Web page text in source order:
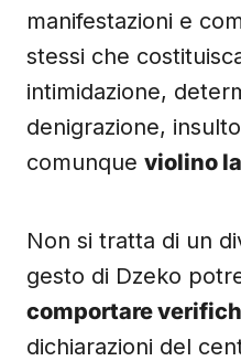
manifestazioni e
stessi che
intimidazione,
denigrazione,
comunque violino
Non si tratta di un
gesto di Dzeko
comportare
dichiarazioni del